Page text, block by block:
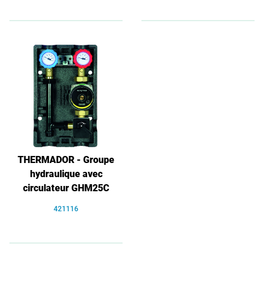
THERMADOR - Groupe
hydraulique avec
circulateur GHM25C
421116